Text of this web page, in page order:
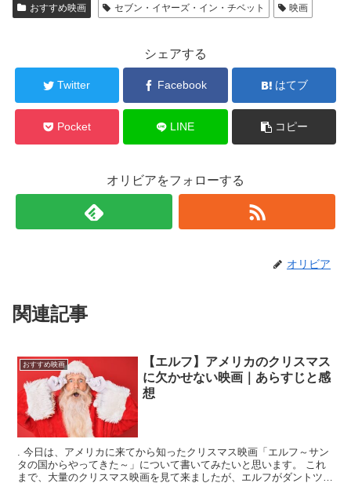
おすすめ映画 セブン・イヤーズ・イン・チベット 映画
シェアする
Twitter Facebook はてブ
Pocket LINE コピー
オリビアをフォローする
オリビア
関連記事
おすすめ映画
【エルフ】アメリカのクリスマス
に欠かせない映画｜あらすじと感
想
. 今日は、アメリカに来てから知ったクリスマス映画「エルフ～サン
タの国からやってきた～」について書いてみたいと思います。 これ
まで、大量のクリスマス映画を見て来ましたが、エルフがダントツで